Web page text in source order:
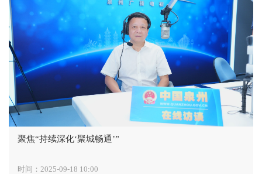
聚焦“持续深化‘聚城畅通’”
时间： 2025-09-18 10:00